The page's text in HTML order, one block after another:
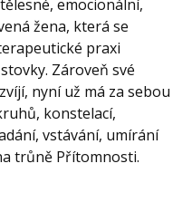
emocionální,
žena, která se
praxi
Zároveň své
nyní už má za sebou
konstelací,
vstávání, umírání
trůně Přítomnosti.